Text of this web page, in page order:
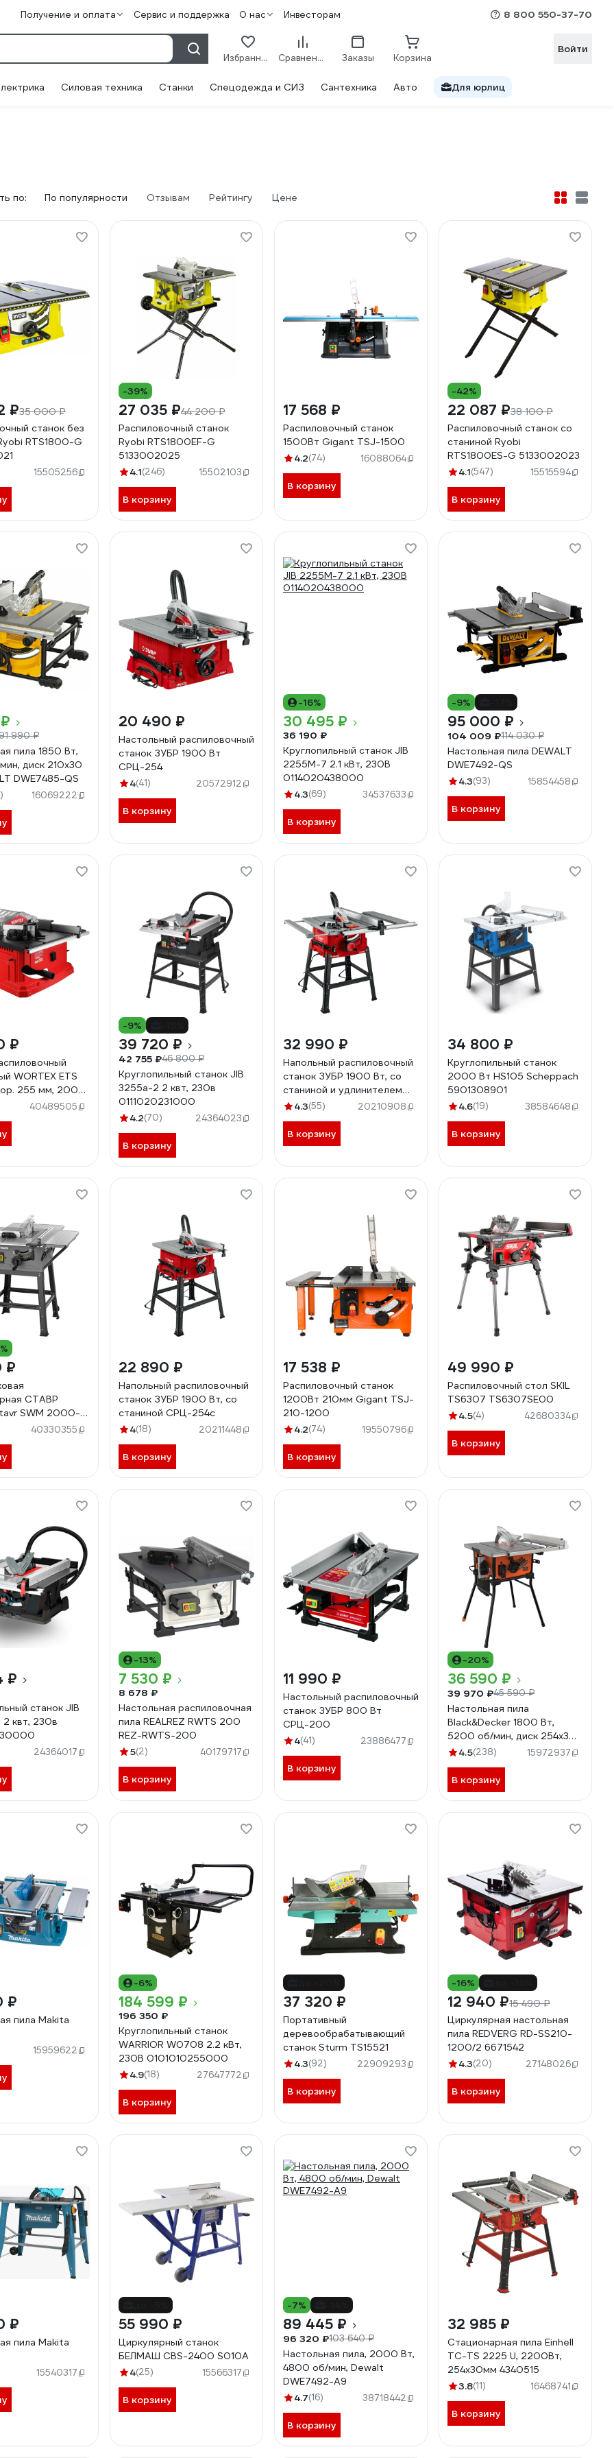
Получение и оплата Сервис и поддержка О нас Инвесторам 8 800 550-37-70
Избранное Сравнение Заказы Корзина
Войти
Силовая техника Станки Спецодежда и СИЗ Сантехника Авто Для юрлиц
по: По популярности Отзывам Рейтингу Цене
₽35 000 ₽
станок без
RTS1800-G
15505256
-39%
27 035 ₽44 200 ₽
Распиловочный станок
Ryobi RTS1800EF-G
5133002025
4.1(246) 15502103
В корзину
17 568 ₽
Распиловочный станок
1500Вт Gigant TSJ-1500
4.2(74) 16088064
В корзину
-42%
22 087 ₽38 100 ₽
Распиловочный станок со
станиной Ryobi
RTS1800ES-G 5133002023
4.1(547) 15515594
В корзину
990 ₽
пила 1850 Вт,
диск 210x30
DWE7485-QS
16069222
20 490 ₽
Настольный распиловочный
станок ЗУБР 1900 Вт
СРЦ-254
4(41) 20572912
В корзину
-16%
30 495 ₽
36 190 ₽
Круглопильный станок JIB
2255M-7 2.1 кВт, 230В
0114020438000
4.3(69) 34537633
В корзину
-9%
95 000 ₽
104 009 ₽114 030 ₽
Настольная пила DEWALT
DWE7492-QS
4.3(93) 15854458
В корзину
₽
WORTEX ETS
255 мм, 2000
мин 1329944
40489505
-9%
39 720 ₽
42 755 ₽46 800 ₽
Круглопильный станок JIB
3255a-2 2 квт, 230в
0111020231000
4.2(70) 24364023
В корзину
32 990 ₽
Напольный распиловочный
станок ЗУБР 1900 Вт, со
станиной и удлинителем
СРЦ-254су
4.3(55) 20210908
В корзину
34 800 ₽
Круглопильный станок
2000 Вт HS105 Scheppach
5901308901
4.6(19) 38584648
В корзину
₽
СТАВР
SWM 2000-
диск
45), стол
оснас)
40330355
22 890 ₽
Напольный распиловочный
станок ЗУБР 1900 Вт, со
станиной СРЦ-254с
4(18) 20211448
В корзину
17 538 ₽
Распиловочный станок
1200Вт 210мм Gigant TSJ-
210-1200
4.2(74) 19550796
В корзину
49 990 ₽
Распиловочный стол SKIL
TS6307 TS6307SE00
4.5(4) 42680334
В корзину
₽
станок JIB
квт, 230в
24364017
-13%
7 530 ₽
8 678 ₽
Настольная распиловочная
пила REALREZ RWTS 200
REZ-RWTS-200
5(2) 40179717
В корзину
11 990 ₽
Настольный распиловочный
станок ЗУБР 800 Вт
СРЦ-200
4(41) 23886477
В корзину
-20%
36 590 ₽
39 970 ₽45 590 ₽
Настольная пила
Black&Decker 1800 Вт,
5200 об/мин, диск 254x30
мм BES720
4.5(238) 15972937
В корзину
₽
пила Makita
15959622
-6%
184 599 ₽
196 350 ₽
Круглопильный станок
WARRIOR W0708 2.2 кВт,
230B 0101010255000
4.9(18) 27647772
В корзину
37 320 ₽
Портативный
деревообрабатывающий
станок Sturm TS15521
4.3(92) 22909293
В корзину
-16%
12 940 ₽15 490 ₽
Циркулярная настольная
пила REDVERG RD-SS210-
1200/2 6671542
4.3(20) 27148026
В корзину
₽
пила Makita
15540317
55 990 ₽
Циркулярный станок
БЕЛМАШ CBS-2400 S010A
4(25) 15566317
В корзину
-7%
89 445 ₽
96 320 ₽103 640 ₽
Настольная пила, 2000 Вт,
4800 об/мин, Dewalt
DWE7492-A9
4.7(16) 38718442
В корзину
32 985 ₽
Стационарная пила Einhell
TC-TS 2225 U, 2200Вт,
254x30мм 4340515
3.8(11) 16468741
В корзину